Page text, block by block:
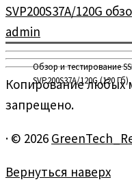
Обзор и тестирование
SVP200S37A/120G (120 Гб).
SVP200S37A/120G
admin
Копирование любых
запрещено.
· © 2026
Вернуться наверх